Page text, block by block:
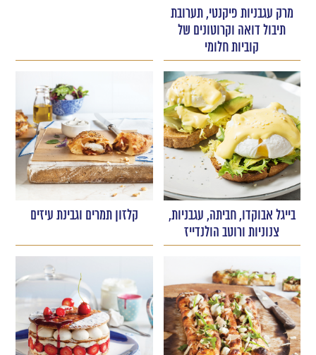
מרק עגבניות פיקנטי, תערובת
תיבול דואה וקרוטונים של
קוביות חלומי
בייגל אבוקדו, חביתה, עגבניות,
צנוניות ורוטב הולנדייז
קלזון תמרים וגבינת עיזים